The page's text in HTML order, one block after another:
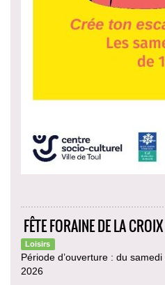
FÊTE FORAINE DE LA
Loisirs
Période d’ouverture : du
2026